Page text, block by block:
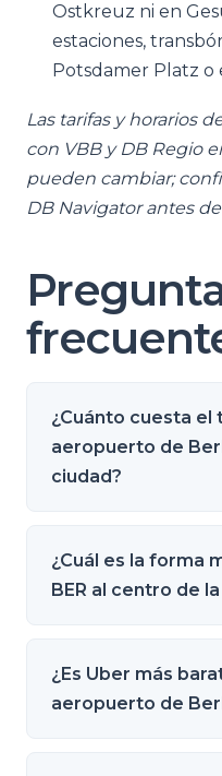
Ostkreuz ni en
estaciones,
Potsdamer Platz
Las tarifas y horarios
con VBB y DB Regio
pueden cambiar;
DB Navigator antes
¿Cuánto cuesta el
aeropuerto de
ciudad?
¿Cuál es la forma
BER al centro de
¿Es Uber más
aeropuerto de